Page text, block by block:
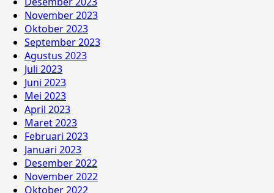
November 2023
Oktober 2023
September 2023
Agustus 2023
Juli 2023
Juni 2023
Mei 2023
April 2023
Maret 2023
Februari 2023
Januari 2023
Desember 2022
November 2022
Oktober 2022